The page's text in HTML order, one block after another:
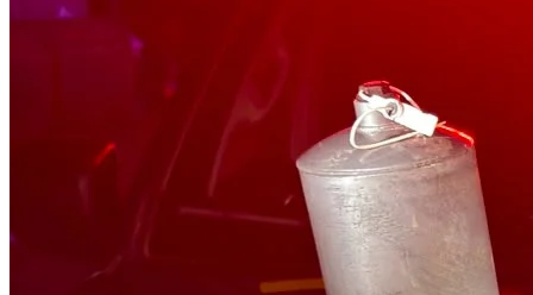
PRF apreende mais de 70 quilos de mercúrio
escondidos em estepe de caminhonete em RO